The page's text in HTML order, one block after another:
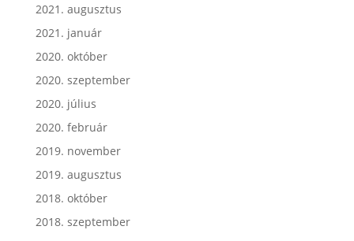
2021. augusztus
2021. január
2020. október
2020. szeptember
2020. július
2020. február
2019. november
2019. augusztus
2018. október
2018. szeptember